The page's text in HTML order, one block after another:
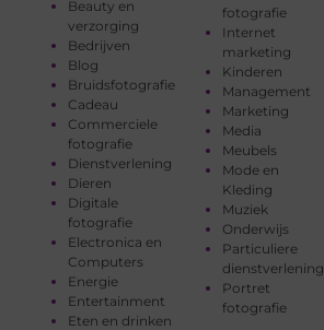
Beauty en
verzorging
Bedrijven
Blog
Bruidsfotografie
Cadeau
Commerciele
fotografie
Dienstverlening
Dieren
Digitale
fotografie
Electronica en
Computers
Energie
Entertainment
Eten en drinken
fotografie
Internet
marketing
Kinderen
Management
Marketing
Media
Meubels
Mode en
Kleding
Muziek
Onderwijs
Particuliere
dienstverlening
Portret
fotografie